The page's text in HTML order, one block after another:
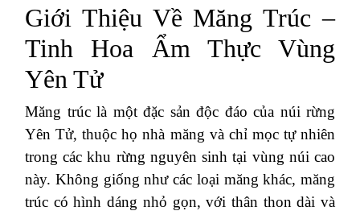
Giới Thiệu Về Măng Trúc –
Tinh Hoa Ẩm Thực Vùng
Yên Tử
Măng trúc là một đặc sản độc đáo của núi rừng
Yên Tử, thuộc họ nhà măng và chỉ mọc tự nhiên
trong các khu rừng nguyên sinh tại vùng núi cao
này. Không giống như các loại măng khác, măng
trúc có hình dáng nhỏ gọn, với thân thon dài và